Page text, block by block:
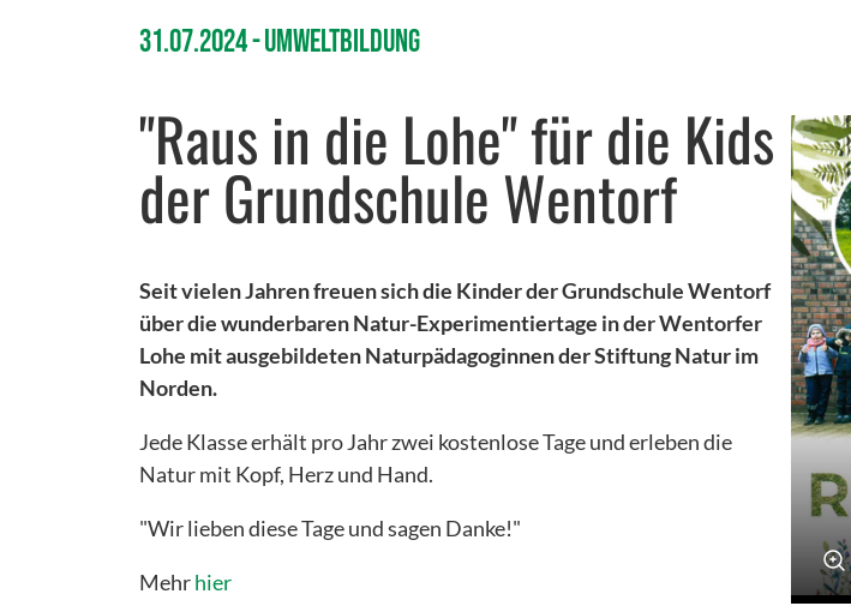
31.07.2024 Umweltbildung
"Raus in die Lohe" für die Kids
der Grundschule Wentorf
Seit vielen Jahren freuen sich die Kinder der Grundschule Wentorf
über die wunderbaren Natur-Experimentiertage in der Wentorfer
Lohe mit ausgebildeten Naturpädagoginnen der Stiftung Natur im
Norden.
Jede Klasse erhält pro Jahr zwei kostenlose Tage und erleben die
Natur mit Kopf, Herz und Hand.
"Wir lieben diese Tage und sagen Danke!"
Mehrhier